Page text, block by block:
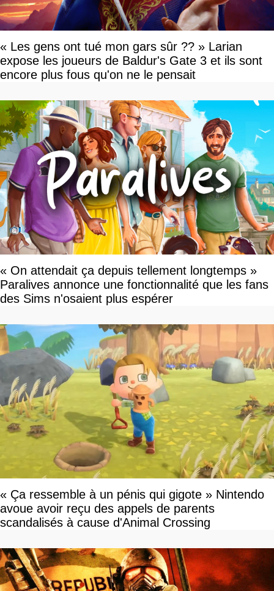
« Les gens ont tué mon gars sûr ?? » Larian
expose les joueurs de Baldur's Gate 3 et ils sont
encore plus fous qu'on ne le pensait
« On attendait ça depuis tellement longtemps »
Paralives annonce une fonctionnalité que les fans
des Sims n'osaient plus espérer
« Ça ressemble à un pénis qui gigote » Nintendo
avoue avoir reçu des appels de parents
scandalisés à cause d'Animal Crossing